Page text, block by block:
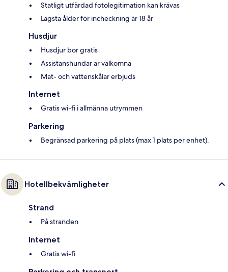
Statligt utfärdad fotolegitimation kan krävas
Lägsta ålder för incheckning är 18 år
Husdjur
Husdjur bor gratis
Assistanshundar är välkomna
Mat- och vattenskålar erbjuds
Internet
Gratis wi-fi i allmänna utrymmen
Parkering
Begränsad parkering på plats (max 1 plats per enhet).
Hotellbekvämligheter
Strand
På stranden
Internet
Gratis wi-fi